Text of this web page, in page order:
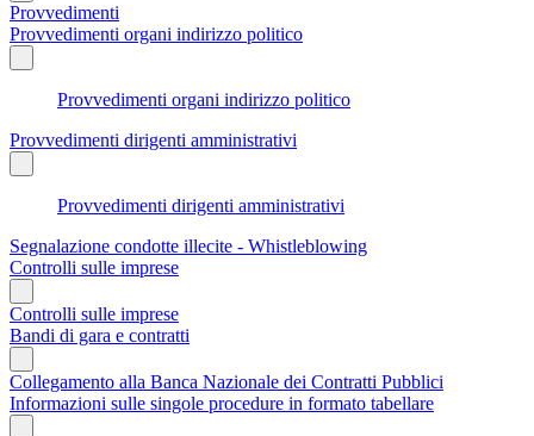
Provvedimenti
Provvedimenti organi indirizzo politico
Provvedimenti organi indirizzo politico
Provvedimenti dirigenti amministrativi
Provvedimenti dirigenti amministrativi
Segnalazione condotte illecite - Whistleblowing
Controlli sulle imprese
Controlli sulle imprese
Bandi di gara e contratti
Collegamento alla Banca Nazionale dei Contratti Pubblici
Informazioni sulle singole procedure in formato tabellare